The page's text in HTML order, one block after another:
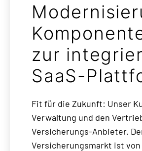
zur
SaaS-
Fit für die Zukunft: Unser
Verwaltung und den
Versicherungs-Anbieter.
Versicherungsmarkt ist